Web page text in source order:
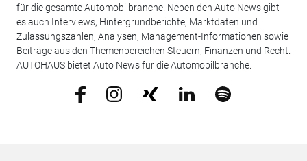
für die gesamte Automobilbranche. Neben den Auto News gibt
es auch Interviews, Hintergrundberichte, Marktdaten und
Zulassungszahlen, Analysen, Management-Informationen sowie
Beiträge aus den Themenbereichen Steuern, Finanzen und Recht.
AUTOHAUS bietet Auto News für die Automobilbranche.